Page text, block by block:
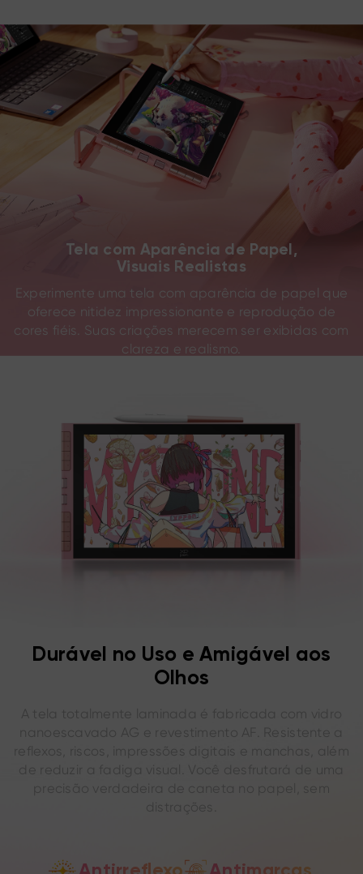
Tela com Aparência de Papel,
Visuais Realistas
Experimente uma tela com aparência de papel que
oferece nitidez impressionante e reprodução de
cores fiéis. Suas criações merecem ser exibidas com
clareza e realismo.
Durável no Uso e Amigável aos
Olhos